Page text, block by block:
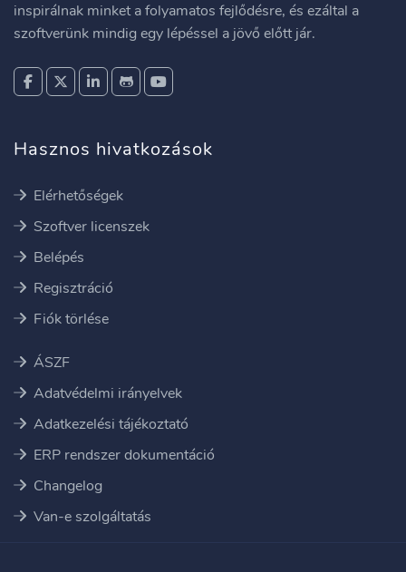
inspirálnak minket a folyamatos fejlődésre, és ezáltal a
szoftverünk mindig egy lépéssel a jövő előtt jár.
Hasznos hivatkozások
Elérhetőségek
Szoftver licenszek
Belépés
Regisztráció
Fiók törlése
ÁSZF
Adatvédelmi irányelvek
Adatkezelési tájékoztató
ERP rendszer dokumentáció
Changelog
Van-e szolgáltatás